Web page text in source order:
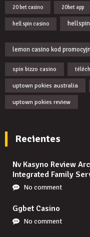
20 bet casino 20bet app
hell spin casino
lemon casino kod
spin bizzo casino
uptown pokies australia
uptown pokies review
Recientes
Nv Kasyno Review
Integrated Family
No comment
Ggbet Casino
No comment